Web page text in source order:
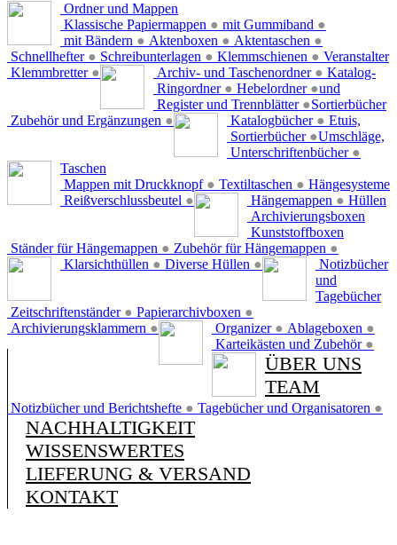
Ordner und Mappen
Klassische Papiermappen ● mit Gummiband ●
mit Bändern ● Aktenboxen ● Aktentaschen ●
Schnellhefter ● Schreibunterlagen ● Klemmschienen ●
Klemmbretter ●
Veranstalter
Archiv- und Taschenordner ●
Ringordner ● Hebelordner ●
Register und Trennblätter ●
Zubehör und Ergänzungen ●
Katalog-
und
Sortierbücher
Katalogbücher ●
Sortierbücher ●
Unterschriftenbücher ●
Etuis,
Umschläge,
Taschen
Mappen mit Druckknopf ● Textiltaschen ●
Reißverschlussbeutel ●
Hängesysteme
Hängemappen ●
Ständer für Hängemappen ● Zubehör für Hängemappen ●
Hüllen
Klarsichthüllen ● Diverse Hüllen ●
Archivierungsboxen
Zeitschriftenständer ● Papierarchivboxen ●
Archivierungsklammern ●
Kunststoffboxen
Organizer ● Ablageboxen ●
Karteikästen und Zubehör ●
Notizbücher
und
Tagebücher
Notizbücher und Berichtshefte ● Tagebücher und Organisatoren ●
ÜBER UNS
TEAM
NACHHALTIGKEIT
WISSENSWERTES
LIEFERUNG & VERSAND
KONTAKT